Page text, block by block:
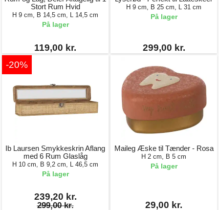
Stort Rum Hvid
H 9 cm, B 14,5 cm, L 14,5 cm
På lager
119,00 kr.
H 9 cm, B 25 cm, L 31 cm
På lager
299,00 kr.
-20%
Ib Laursen Smykkeskrin Aflang
med 6 Rum Glaslåg
H 10 cm, B 9,2 cm, L 46,5 cm
På lager
239,20 kr.
299,00 kr.
Maileg Æske til Tænder - Rosa
H 2 cm, B 5 cm
På lager
29,00 kr.